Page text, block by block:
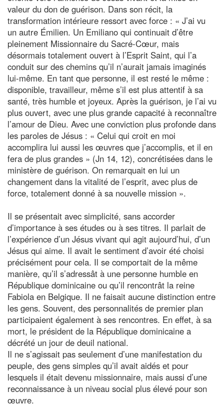
valeur du don de guérison. Dans son récit, la
transformation intérieure ressort avec force : « J’ai vu
un autre Émilien. Un Emiliano qui continuait d’être
pleinement Missionnaire du Sacré-Cœur, mais
désormais totalement ouvert à l’Esprit Saint, qui l’a
conduit sur des chemins qu’il n’aurait jamais imaginés
lui-même. En tant que personne, il est resté le même :
disponible, travailleur, même s’il est plus attentif à sa
santé, très humble et joyeux. Après la guérison, je l’ai vu
plus ouvert, avec une plus grande capacité à reconnaître
l’amour de Dieu. Avec une conviction plus profonde dans
les paroles de Jésus : « Celui qui croit en moi
accomplira lui aussi les œuvres que j’accomplis, et il en
fera de plus grandes » (Jn 14, 12), concrétisées dans le
ministère de guérison. On remarquait en lui un
changement dans la vitalité de l’esprit, avec plus de
force, totalement donné à sa nouvelle mission ».
Il se présentait avec simplicité, sans accorder
d’importance à ses études ou à ses titres. Il parlait de
l’expérience d’un Jésus vivant qui agit aujourd’hui, d’un
Jésus qui aime. Il avait le sentiment d’avoir été choisi
précisément pour cela. Il se comportait de la même
manière, qu’il s’adressât à une personne humble en
République dominicaine ou qu’il rencontrât la reine
Fabiola en Belgique. Il ne faisait aucune distinction entre
les gens. Souvent, des personnalités de premier plan
participaient également à ses rencontres. En effet, à sa
mort, le président de la République dominicaine a
décrété un jour de deuil national.
Il ne s’agissait pas seulement d’une manifestation du
peuple, des gens simples qu’il avait aidés et pour
lesquels il était devenu missionnaire, mais aussi d’une
reconnaissance à un niveau social plus élevé pour son
œuvre.